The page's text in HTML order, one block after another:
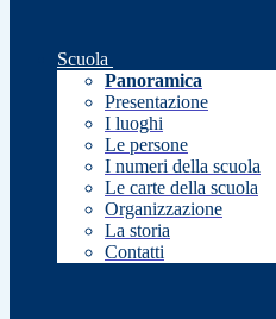
Scuola
Panoramica
Presentazione
I luoghi
Le persone
I numeri della scuola
Le carte della scuola
Organizzazione
La storia
Contatti